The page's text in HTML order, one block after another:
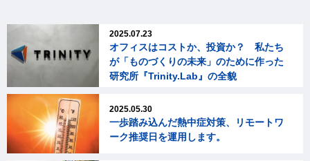
2025.07.23
オフィスはコストか、投資か？ 私たち
が「ものづくりの未来」のために作った
研究所『Trinity.Lab』の全貌
2025.05.30
一歩踏み込んだ熱中症対策、リモートワ
ーク推奨日を運用します。